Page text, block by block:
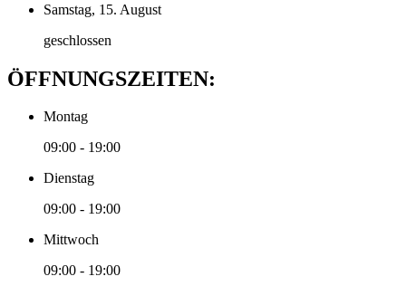
Samstag, 15. August
geschlossen
ÖFFNUNGSZEITEN:
Montag
09:00 - 19:00
Dienstag
09:00 - 19:00
Mittwoch
09:00 - 19:00